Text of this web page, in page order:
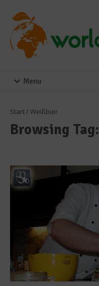
Menu
Start/ Weißbier
Browsing